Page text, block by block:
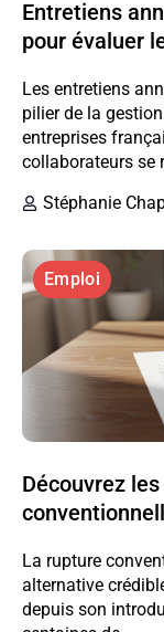
Entretiens
pour évaluer
Les entretiens
pilier de la
entreprises
collaborateurs se
Stéphanie
Emploi
Découvrez
La rupture
alternative
depuis son